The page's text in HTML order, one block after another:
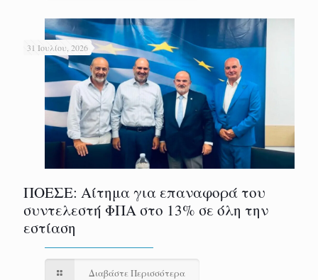
31 Ιουλίου, 2026
ΠΟΕΣΕ: Αίτημα για επαναφορά του
συντελεστή ΦΠΑ στο 13% σε όλη την
εστίαση
Διαβάστε Περισσότερα